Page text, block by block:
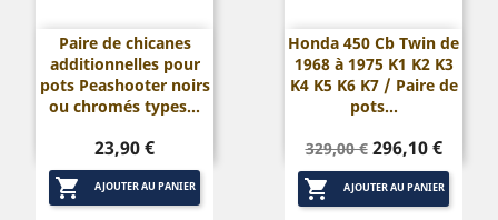
Paire de chicanes
additionnelles pour
pots Peashooter noirs
ou chromés types...
Prix
23,90 €
 AJOUTER AU PANIER
Honda 450 Cb Twin de
1968 à 1975 K1 K2 K3
K4 K5 K6 K7 / Paire de
pots...
Prix
de
base
329,00 € Prix
296,10 €
 AJOUTER AU PANIER